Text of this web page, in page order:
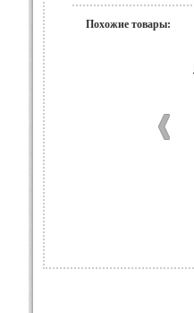
Похожие товары: